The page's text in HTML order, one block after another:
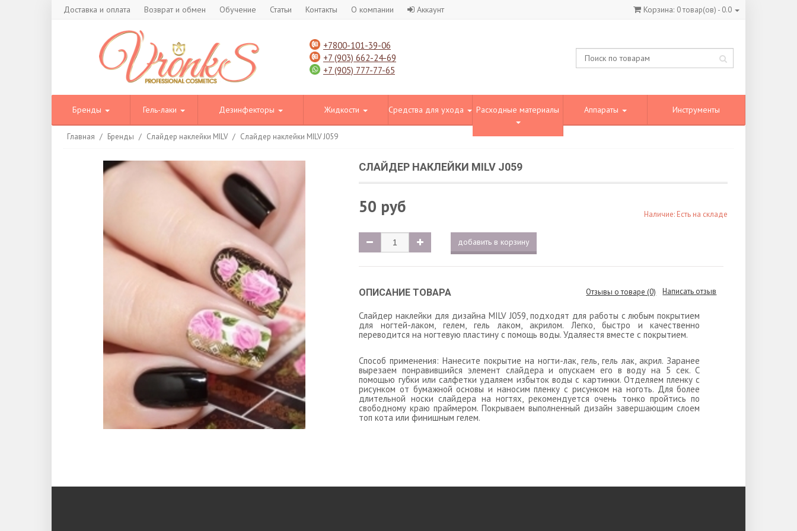
Доставка и оплата Возврат и обмен Обучение Статьи Контакты О компании Корзина: 0товар(ов) - 0.0
Аккаунт
+7800-101-39-06
+7 (903) 662-24-69
+7 (905) 777-77-65
Бренды Гель-лаки Дезинфекторы Жидкости Средства для ухода Расходные материалы Аппараты Инструменты
Главная / Бренды / Слайдер наклейки MILV / Слайдер наклейки MILV J059
СЛАЙДЕР НАКЛЕЙКИ MILV J059
50 руб Наличие: Есть на складе
добавить в корзину
ОПИСАНИЕ ТОВАРА Отзывы о товаре (0) Написать отзыв
Слайдер наклейки для дизайна MILV J059, подходят для работы с любым покрытием
для ногтей-лаком, гелем, гель лаком, акрилом. Легко, быстро и качественно
переводится на ногтевую пластину с помощь воды. Удаляестя вместе с покрытием.
Способ применения: Нанесите покрытие на ногти-лак, гель, гель лак, акрил. Заранее
вырезаем понравившийся элемент слайдера и опускаем его в воду на 5 сек. С
помощью губки или салфетки удаляем избыток воды с картинки. Отделяем пленку с
рисунком от бумажной основы и наносим пленку с рисунком на ноготь. Для более
длительной носки слайдера на ногтях, рекомендуется очень тонко пройтись по
свободному краю праймером. Покрываем выполненный дизайн завершающим слоем
топ кота или финишным гелем.